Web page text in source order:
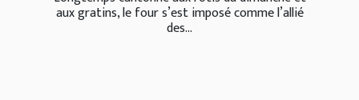
aux gratins, le four s’est imposé comme l’allié
des...